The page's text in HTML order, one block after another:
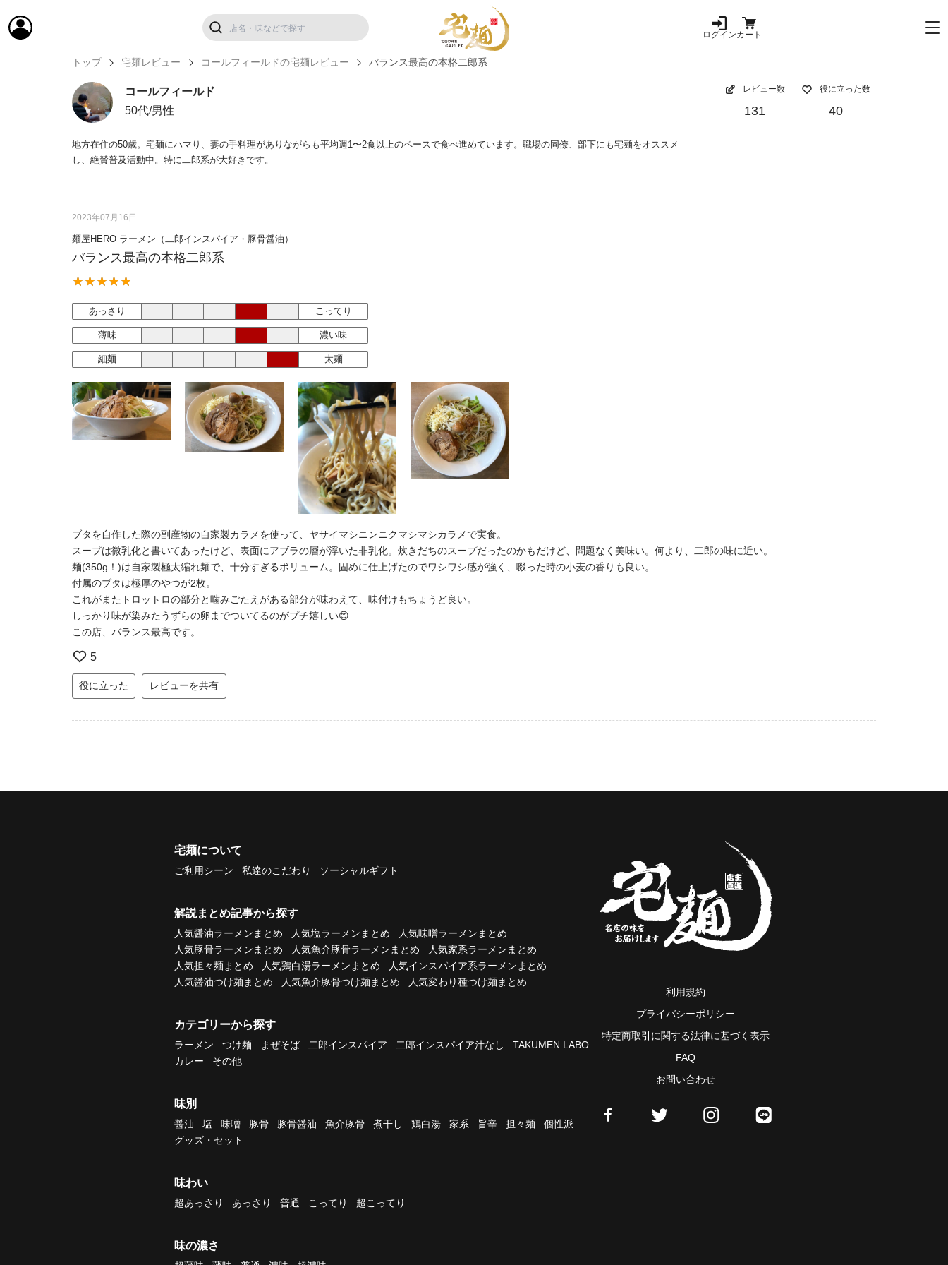
ログインカート
トップ 宅麺レビュー コールフィールドの宅麺レビュー バランス最高の本格二郎系
コールフィールド
50代/男性
地方在住の50歳。宅麺にハマり、妻の手料理がありながらも平均週1〜2食以上のペースで食べ進めています。職場の同僚、部下にも宅麺をオススメ
し、絶賛普及活動中。特に二郎系が大好きです。
レビュー数
131
役に立った数
40
2023年07月16日
麺屋HERO ラーメン（二郎インスパイア・豚骨醤油）
バランス最高の本格二郎系
あっさり こってり
薄味 濃い味
細麺 太麺
ブタを自作した際の副産物の自家製カラメを使って、ヤサイマシニンニクマシマシカラメで実食。
スープは微乳化と書いてあったけど、表面にアブラの層が浮いた非乳化。炊きだちのスープだったのかもだけど、問題なく美味い。何より、二郎の味に近い。
麺(350g！)は自家製極太縮れ麺で、十分すぎるボリューム。固めに仕上げたのでワシワシ感が強く、啜った時の小麦の香りも良い。
付属のブタは極厚のやつが2枚。
これがまたトロットロの部分と噛みごたえがある部分が味わえて、味付けもちょうど良い。
しっかり味が染みたうずらの卵までついてるのがプチ嬉しい😊
この店、バランス最高です。
5
役に立った レビューを共有
宅麺について
ご利用シーン 私達のこだわり ソーシャルギフト
解説まとめ記事から探す
人気醤油ラーメンまとめ 人気塩ラーメンまとめ
人気味噌ラーメンまとめ
人気豚骨ラーメンまとめ
人気魚介豚骨ラーメンまとめ
人気家系ラーメンまとめ
人気担々麺まとめ
人気鶏白湯ラーメンまとめ
人気インスパイア系ラーメンまとめ
人気醤油つけ麺まとめ
人気魚介豚骨つけ麺まとめ 人気変わり種つけ麺まとめ
カテゴリーから探す
ラーメン つけ麺 まぜそば 二郎インスパイア 二郎インスパイア汁なし
TAKUMEN LABO
カレー
その他
味別
醤油 塩 味噌 豚骨 豚骨醤油 魚介豚骨 煮干し 鶏白湯 家系 旨辛 担々麺
個性派
グッズ・セット
味わい
超あっさり あっさり 普通 こってり 超こってり
味の濃さ
利用規約
プライバシーポリシー
特定商取引に関する法律に基づく表示
FAQ
お問い合わせ